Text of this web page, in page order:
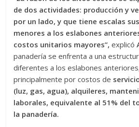
de dos actividades: producción y
por un lado, y que tiene escalas
menores a los eslabones
costos unitarios mayores”, explicó
panadería se enfrenta a una
diferentes a los eslabones
principalmente por costos de
(luz, gas, agua), alquileres,
laborales, equivalente al 51% del
la panadería.